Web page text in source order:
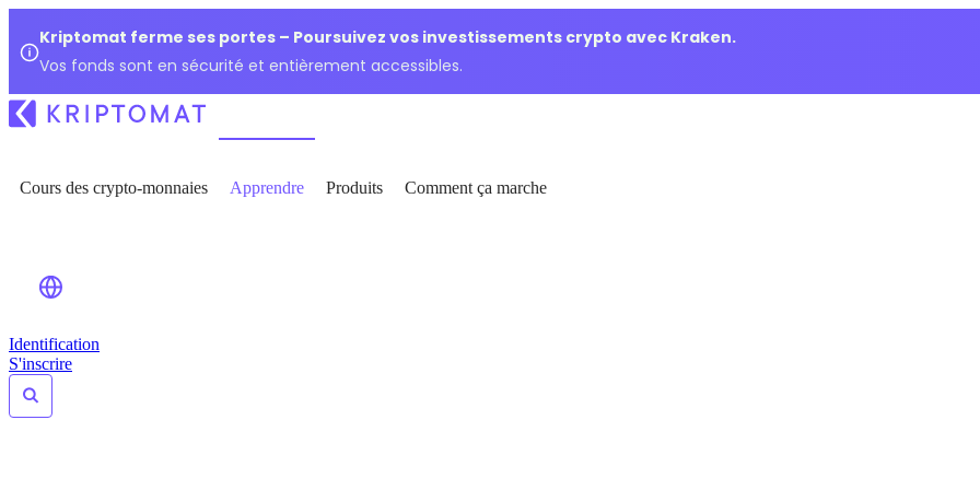
Kriptomat ferme ses portes – Poursuivez vos investissements crypto avec Kraken.
Vos fonds sont en sécurité et entièrement accessibles.
Cours des crypto-monnaies Apprendre Produits Comment ça marche
Identification
S'inscrire